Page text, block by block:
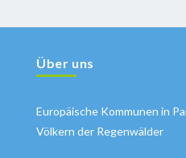
Über uns
Europäische Kommunen in
Völkern der Regenwälder